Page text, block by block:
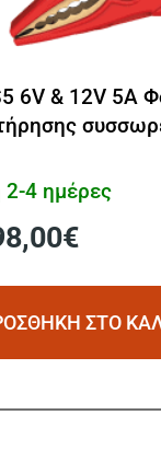
6V & 12V 5A
4 ημέρες
price
€Η
τιμή
είναι:
ΣΤΟ